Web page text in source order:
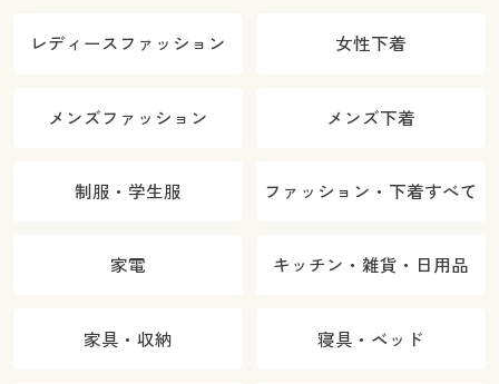
レディースファッション 女性下着
メンズファッション メンズ下着
制服・学生服 ファッション・下着すべて
家電 キッチン・雑貨・日用品
家具・収納 寝具・ベッド